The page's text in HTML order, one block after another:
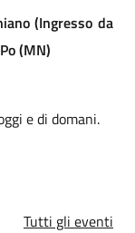
(Ingresso da
(MN)
e di domani.
Tutti gli eventi